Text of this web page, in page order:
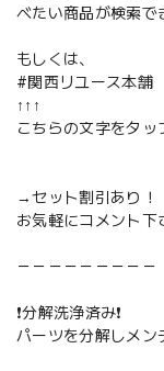
べたい商品が検索で
もしくは、
#関西リユース本舗
↑↑↑
こちらの文字をタッ
→セット割引あり！
お気軽にコメント下
－－－－－－－－－
❗️分解洗浄済み❗️
パーツを分解しメン